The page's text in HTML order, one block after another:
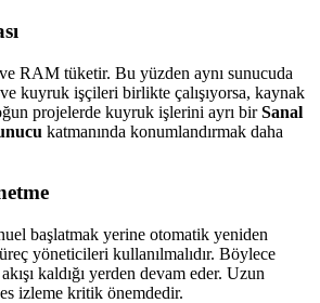
RAM tüketir. Bu yüzden aynı sunucuda
kuyruk işçileri birlikte çalışıyorsa, kaynak
projelerde kuyruk işlerini ayrı birSanal
katmanında konumlandırmak daha
başlatmak yerine otomatik yeniden
yöneticileri kullanılmalıdır. Böylece
kaldığı yerden devam eder. Uzun
izleme kritik önemdedir.